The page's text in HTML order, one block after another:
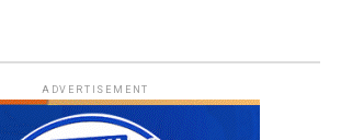
ADVERTISEMENT